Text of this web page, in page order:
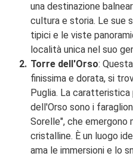
una destinazione
cultura e storia. Le sue
tipici e le viste
località unica nel suo
Torre dell'Orso:
finissima e dorata, si
Puglia. La
dell'Orso sono i
Sorelle", che emergono
cristalline. È un luogo
ama le immersioni e lo